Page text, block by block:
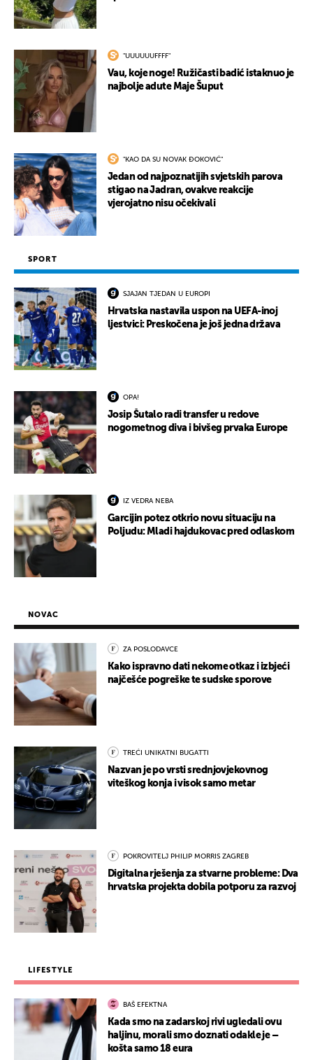
"UUUUUUFFFF"
Vau, koje noge! Ružičasti badić istaknuo je
najbolje adute Maje Šuput
"KAO DA SU NOVAK ĐOKOVIĆ"
Jedan od najpoznatijih svjetskih parova
stigao na Jadran, ovakve reakcije
vjerojatno nisu očekivali
SPORT
SJAJAN TJEDAN U EUROPI
Hrvatska nastavila uspon na UEFA-inoj
ljestvici: Preskočena je još jedna država
OPA!
Josip Šutalo radi transfer u redove
nogometnog diva i bivšeg prvaka Europe
IZ VEDRA NEBA
Garcijin potez otkrio novu situaciju na
Poljudu: Mladi hajdukovac pred odlaskom
NOVAC
ZA POSLODAVCE
Kako ispravno dati nekome otkaz i izbjeći
najčešće pogreške te sudske sporove
TREĆI UNIKATNI BUGATTI
Nazvan je po vrsti srednjovjekovnog
viteškog konja i visok samo metar
POKROVITELJ PHILIP MORRIS ZAGREB
Digitalna rješenja za stvarne probleme: Dva
hrvatska projekta dobila potporu za razvoj
LIFESTYLE
BAŠ EFEKTNA
Kada smo na zadarskoj rivi ugledali ovu
haljinu, morali smo doznati odakle je –
košta samo 18 eura